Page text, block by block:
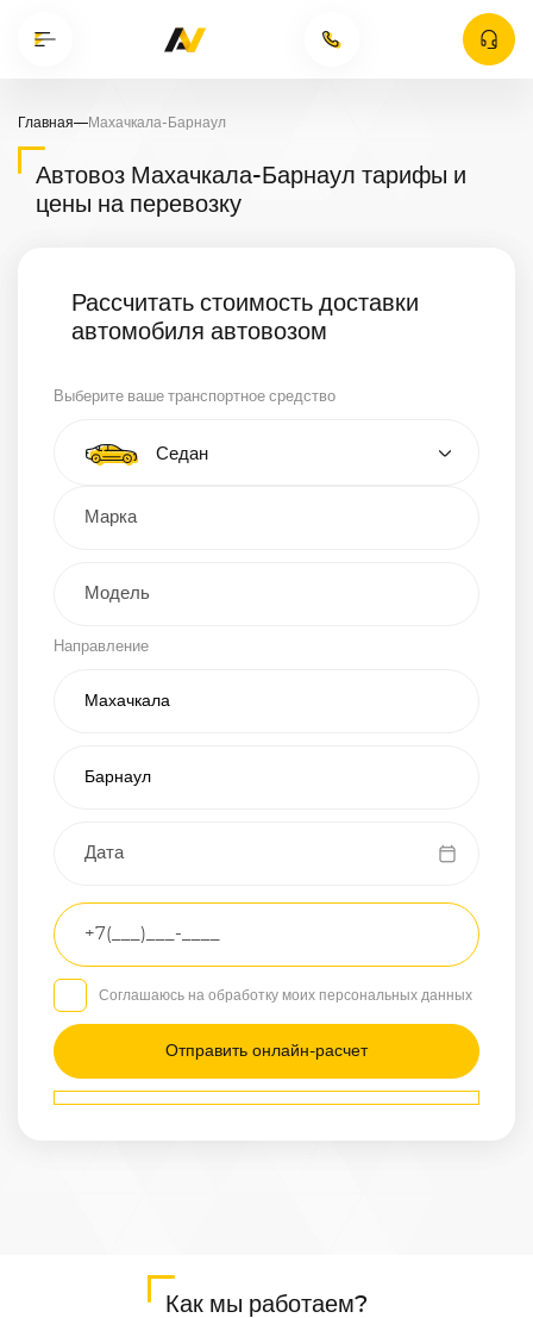
Главная—Махачкала-Барнаул
Автовоз Махачкала-Барнаул тарифы и
цены на перевозку
Рассчитать стоимость доставки
автомобиля автовозом
Выберите ваше транспортное средство
Тип автомобиля
Седан
Кроссовер
Грузовой
Другое
Направление
Транспортное
средство
Седан
/
Маршрут
Махачкала
Соглашаюсь на обработку моих персональных данных
Как мы работаем?